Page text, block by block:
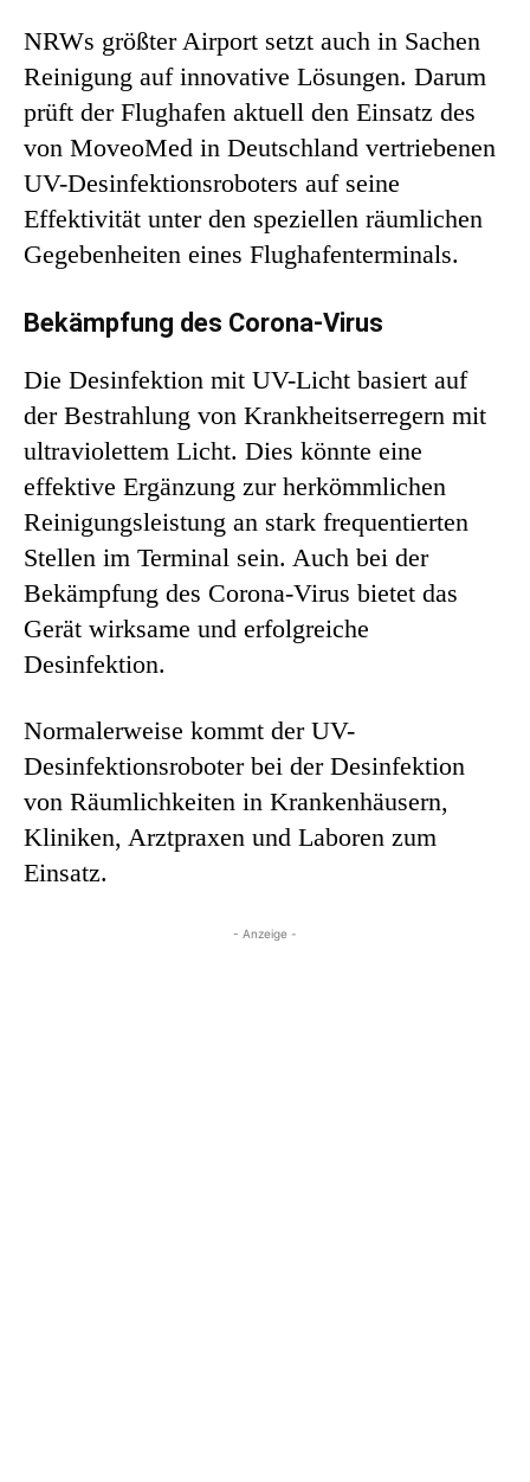
NRWs größter Airport setzt auch in Sachen
Reinigung auf innovative Lösungen. Darum
prüft der Flughafen aktuell den Einsatz des
von MoveoMed in Deutschland vertriebenen
UV-Desinfektionsroboters auf seine
Effektivität unter den speziellen räumlichen
Gegebenheiten eines Flughafenterminals.
Bekämpfung des Corona-Virus
Die Desinfektion mit UV-Licht basiert auf
der Bestrahlung von Krankheitserregern mit
ultraviolettem Licht. Dies könnte eine
effektive Ergänzung zur herkömmlichen
Reinigungsleistung an stark frequentierten
Stellen im Terminal sein. Auch bei der
Bekämpfung des Corona-Virus bietet das
Gerät wirksame und erfolgreiche
Desinfektion.
Normalerweise kommt der UV-
Desinfektionsroboter bei der Desinfektion
von Räumlichkeiten in Krankenhäusern,
Kliniken, Arztpraxen und Laboren zum
Einsatz.
- Anzeige -